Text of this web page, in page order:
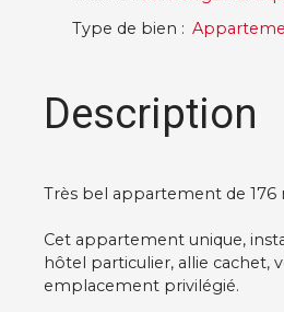
Type de bien :
Description
Très bel appartement de 176
Cet appartement unique,
hôtel particulier, allie cachet,
emplacement privilégié.